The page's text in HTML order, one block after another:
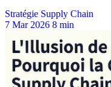
Stratégie Supply Chain
7 Mar 2026 8 min